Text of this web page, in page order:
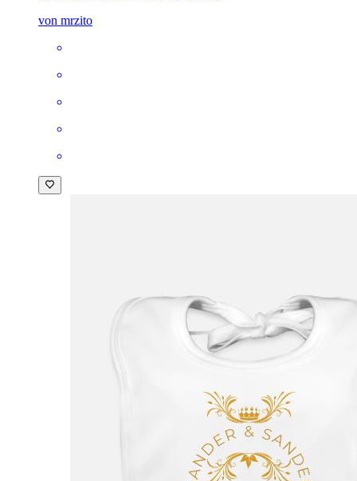
von mrzito